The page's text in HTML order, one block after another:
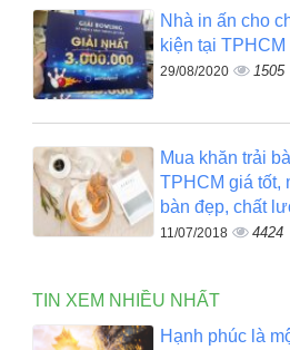
Nhà in ấn cho
kiện tại TPHCM
29/08/2020 1505
Mua khăn trải
TPHCM giá tốt,
bàn đẹp, chất
11/07/2018 4424
TIN XEM NHIỀU NHẤT
Hạnh phúc là